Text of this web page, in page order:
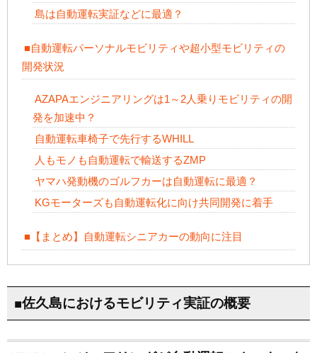
島は自動運転実証などに最適？
■自動運転パーソナルモビリティや超小型モビリティの
開発状況
AZAPAエンジニアリングは1～2人乗りモビリティの開
発を加速中？
自動運転車椅子で先行するWHILL
人もモノも自動運転で輸送するZMP
ヤマハ発動機のゴルフカーは自動運転に最適？
KGモーターズも自動運転化に向け共同開発に着手
■【まとめ】自動運転シニアカーの動向に注目
■佐久島におけるモビリティ実証の概要